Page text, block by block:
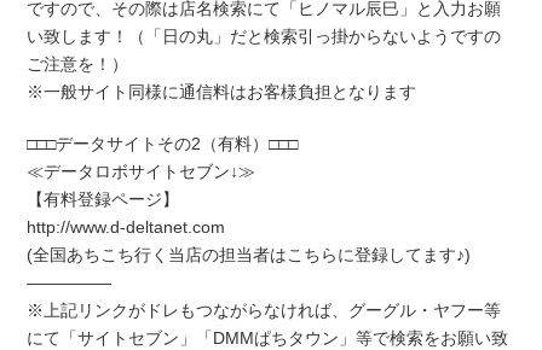
ですので、その際は店名検索にて「ヒノマル辰巳」と入力お願
い致します！（「日の丸」だと検索引っ掛からないようですの
ご注意を！）
※一般サイト同様に通信料はお客様負担となります
□□□データサイトその2（有料）□□□
≪データロボサイトセブン↓≫
【有料登録ページ】
http://www.d-deltanet.com
(全国あちこち行く当店の担当者はこちらに登録してます♪)
―――――
※上記リンクがドレもつながらなければ、グーグル・ヤフー等
にて「サイトセブン」「DMMぱちタウン」等で検索をお願い致